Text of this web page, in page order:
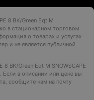
8 BK/Green Eqt M
в стационарном торговом
о товарах и услугах
и не является публичной
8 BK/Green Eqt M SNOWSCAPE
Если в описании или цене вы
сообщите нам на почту